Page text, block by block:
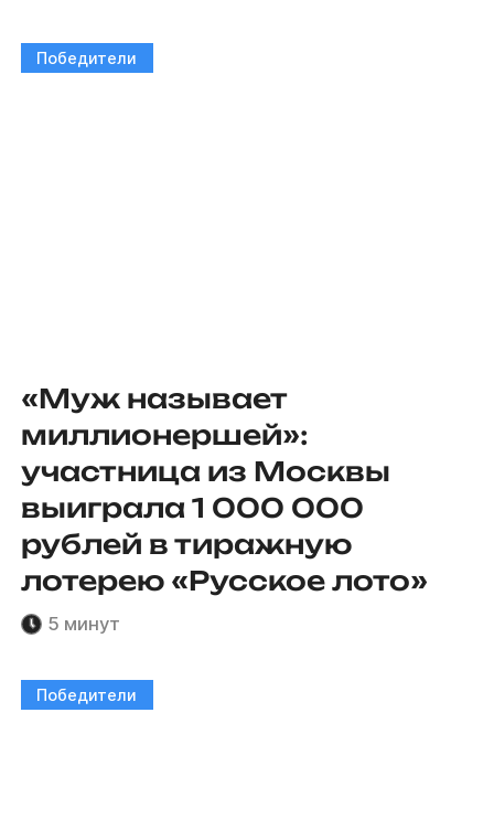
Победители
«Муж называет
миллионершей»:
участница из Москвы
выиграла 1 000 000
рублей в тиражную
лотерею «Русское лото»
5 минут
Победители